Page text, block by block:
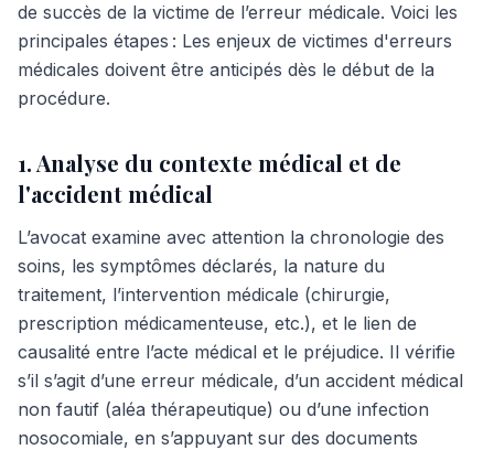
de succès de la victime de l’erreur médicale. Voici les
principales étapes : Les enjeux de victimes d'erreurs
médicales doivent être anticipés dès le début de la
procédure.
1. Analyse du contexte médical et de
l'accident médical
L’avocat examine avec attention la chronologie des
soins, les symptômes déclarés, la nature du
traitement, l’intervention médicale (chirurgie,
prescription médicamenteuse, etc.), et le lien de
causalité entre l’acte médical et le préjudice. Il vérifie
s’il s’agit d’une erreur médicale, d’un accident médical
non fautif (aléa thérapeutique) ou d’une infection
nosocomiale, en s’appuyant sur des documents